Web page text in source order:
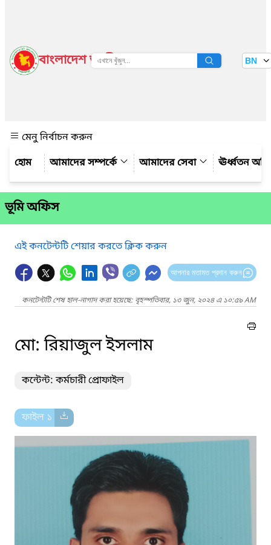
বাংলাদেশ জাতীয় তথ্য বাতায়ন BN
মেনু নির্বাচন করুন
আমাদের সম্পর্কে
আমাদের সেবা ঊর্ধ্বতন
ভূমি অফিস
এই কনটেন্টটি শেয়ার করতে ক্লিক করুন
আপনার মতামত প্রদান করুন
কনটেন্টটি শেষ হাল-নাগাদ করা হয়েছে: বৃহস্পতিবার, ১৩ জুন, ২০২৪ এ ১০:৫৯ AM
মো: রিয়াজুল ইসলাম
কন্টেন্ট: কর্মচারী প্রোফাইল
ফাইল ১